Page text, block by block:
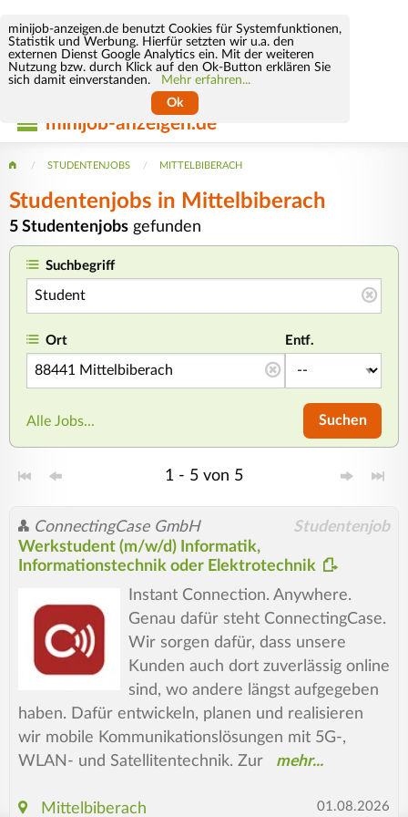
minijob-anzeigen.de benutzt Cookies für Systemfunktionen,
Statistik und Werbung. Hierfür setzten wir u.a. den
externen Dienst Google Analytics ein. Mit der weiteren
Nutzung bzw. durch Klick auf den Ok-Button erklären Sie
sich damit einverstanden.
Mehr erfahren...
Ok
minijob-anzeigen.de
STUDENTENJOBS MITTELBIBERACH
Studentenjobs in Mittelbiberach
5 Studentenjobs gefunden
Suchbegriff
Ort Entf.
Alle Jobs... Suchen
1 - 5 von 5
ConnectingCase GmbH Studentenjob
Werkstudent (m/w/d) Informatik,
Informationstechnik oder Elektrotechnik
Instant Connection. Anywhere.
Genau dafür steht ConnectingCase.
Wir sorgen dafür, dass unsere
Kunden auch dort zuverlässig online
sind, wo andere längst aufgegeben
haben. Dafür entwickeln, planen und realisieren
wir mobile Kommunikationslösungen mit 5G-,
WLAN- und Satellitentechnik. Zur
Mittelbiberach 01.08.2026